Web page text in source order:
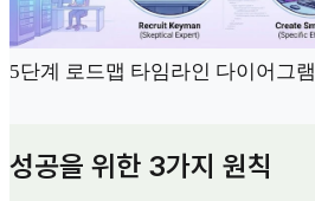
5단계 로드맵 타임라인 다이어그램
성공을 위한 3가지 원칙